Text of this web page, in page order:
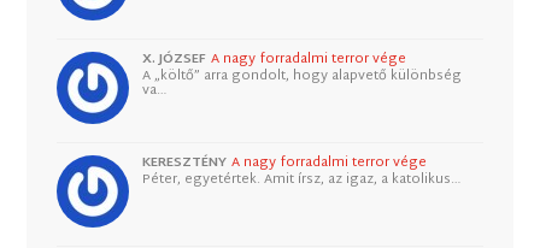
X. JÓZSEF A nagy forradalmi terror vége
A „költő” arra gondolt, hogy alapvető különbség
va…
KERESZTÉNY A nagy forradalmi terror vége
Péter, egyetértek. Amit írsz, az igaz, a katolikus…